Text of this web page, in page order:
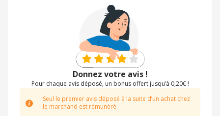
Donnez votre avis !
Pour chaque avis déposé, un bonus offert jusqu’à 0,20€ !
Seul le premier avis déposé à la suite d’un achat chez
le marchand est rémunéré.